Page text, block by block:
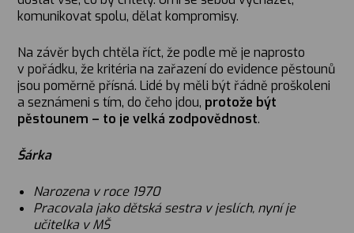
komunikovat spolu, dělat kompromisy.
Na závěr bych chtěla říct, že podle mě je naprosto
v pořádku, že kritéria na zařazení do evidence pěstounů
jsou poměrně přísná. Lidé by měli být řádně proškoleni
a seznámeni s tím, do čeho jdou, protože být
pěstounem – to je velká zodpovědnost.
Šárka
Narozena v roce 1970
Pracovala jako dětská sestra v jeslích, nyní je
učitelka v MŠ